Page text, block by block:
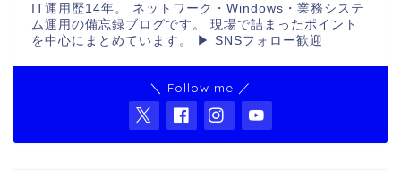
IT運用歴14年。 ネットワーク・Windows・業務システ
ム運用の備忘録ブログです。 現場で詰まったポイント
を中心にまとめています。 ▶ SNSフォロー歓迎
＼ Follow me ／